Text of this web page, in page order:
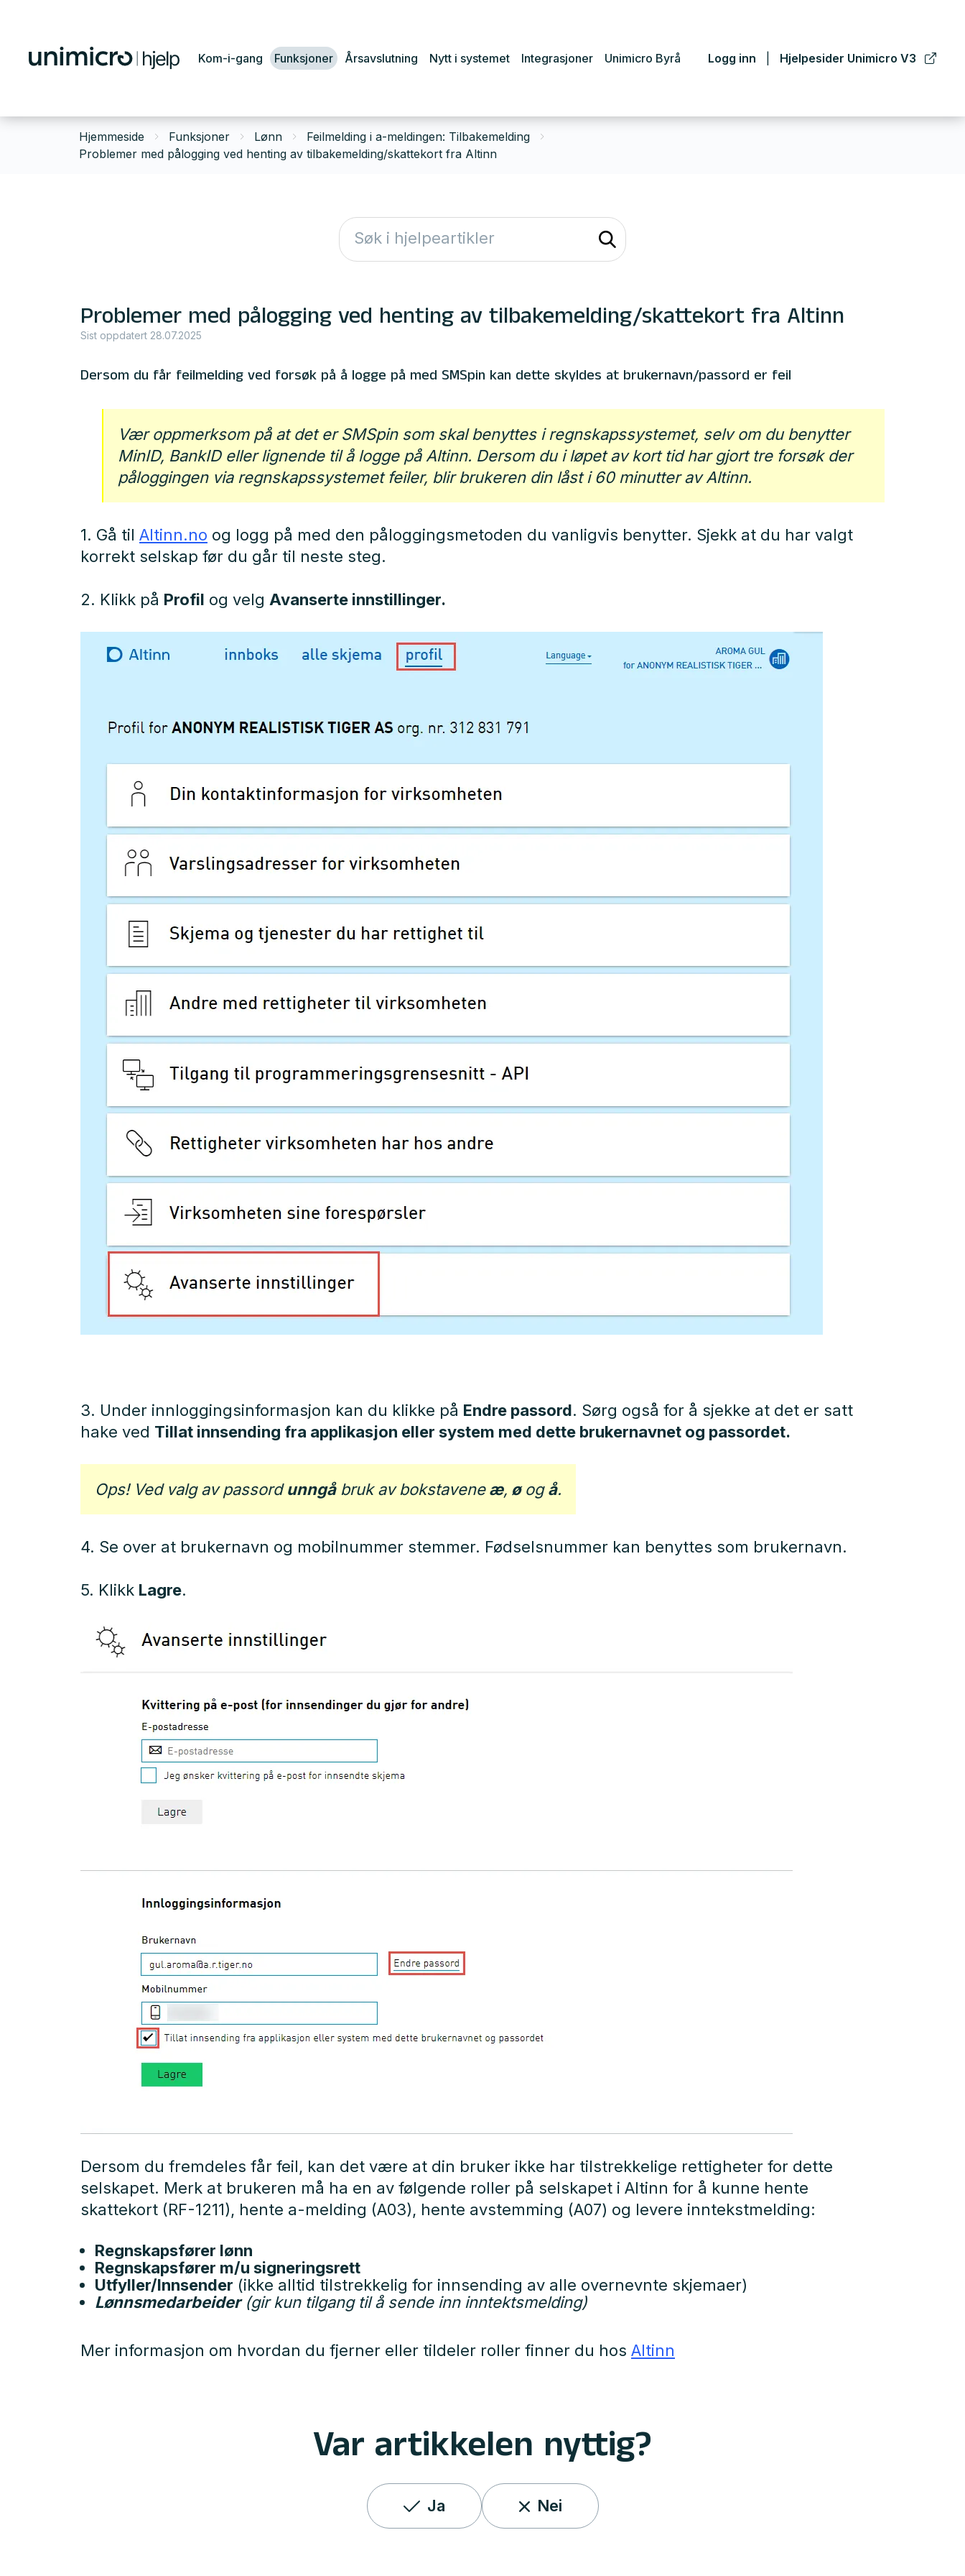
Kom-i-gang Funksjoner Årsavslutning Nytt i systemet Integrasjoner Unimicro Byrå Logg inn Hjelpesider Unimicro V3
Hjemmeside Funksjoner Lønn
Feilmelding i a-meldingen: Tilbakemelding
Problemer med pålogging ved henting av tilbakemelding/skattekort fra Altinn
Problemer med pålogging ved henting av tilbakemelding/skattekort fra Altinn
Sist oppdatert 28.07.2025
Dersom du får feilmelding ved forsøk på å logge på med SMSpin kan dette skyldes at brukernavn/passord er feil
Vær oppmerksom på at det er SMSpin som skal benyttes i regnskapssystemet, selv om du benytter
MinID, BankID eller lignende til å logge på Altinn. Dersom du i løpet av kort tid har gjort tre forsøk der
påloggingen via regnskapssystemet feiler, blir brukeren din låst i 60 minutter av Altinn.
1. Gå til Altinn.no og logg på med den påloggingsmetoden du vanligvis benytter. Sjekk at du har valgt
korrekt selskap før du går til neste steg.
2. Klikk på Profil og velg Avanserte innstillinger.
3. Under innloggingsinformasjon kan du klikke på Endre passord. Sørg også for å sjekke at det er satt
hake ved Tillat innsending fra applikasjon eller system med dette brukernavnet og passordet.
Ops! Ved valg av passordunngåbruk av bokstaveneæ, øogå.
4. Se over at brukernavn og mobilnummer stemmer. Fødselsnummer kan benyttes som brukernavn.
5. Klikk Lagre.
Dersom du fremdeles får feil, kan det være at din bruker ikke har tilstrekkelige rettigheter for dette
selskapet. Merk at brukeren må ha en av følgende roller på selskapet i Altinn for å kunne hente
skattekort (RF-1211), hente a-melding (A03), hente avstemming (A07) og levere inntekstmelding:
Regnskapsfører lønn
Regnskapsfører m/u signeringsrett
Utfyller/Innsender (ikke alltid tilstrekkelig for innsending av alle overnevnte skjemaer)
Lønnsmedarbeider(gir kun tilgang til å sende inn inntektsmelding)
Mer informasjon om hvordan du fjerner eller tildeler roller finner du hos Altinn
Var artikkelen nyttig?
Ja Nei